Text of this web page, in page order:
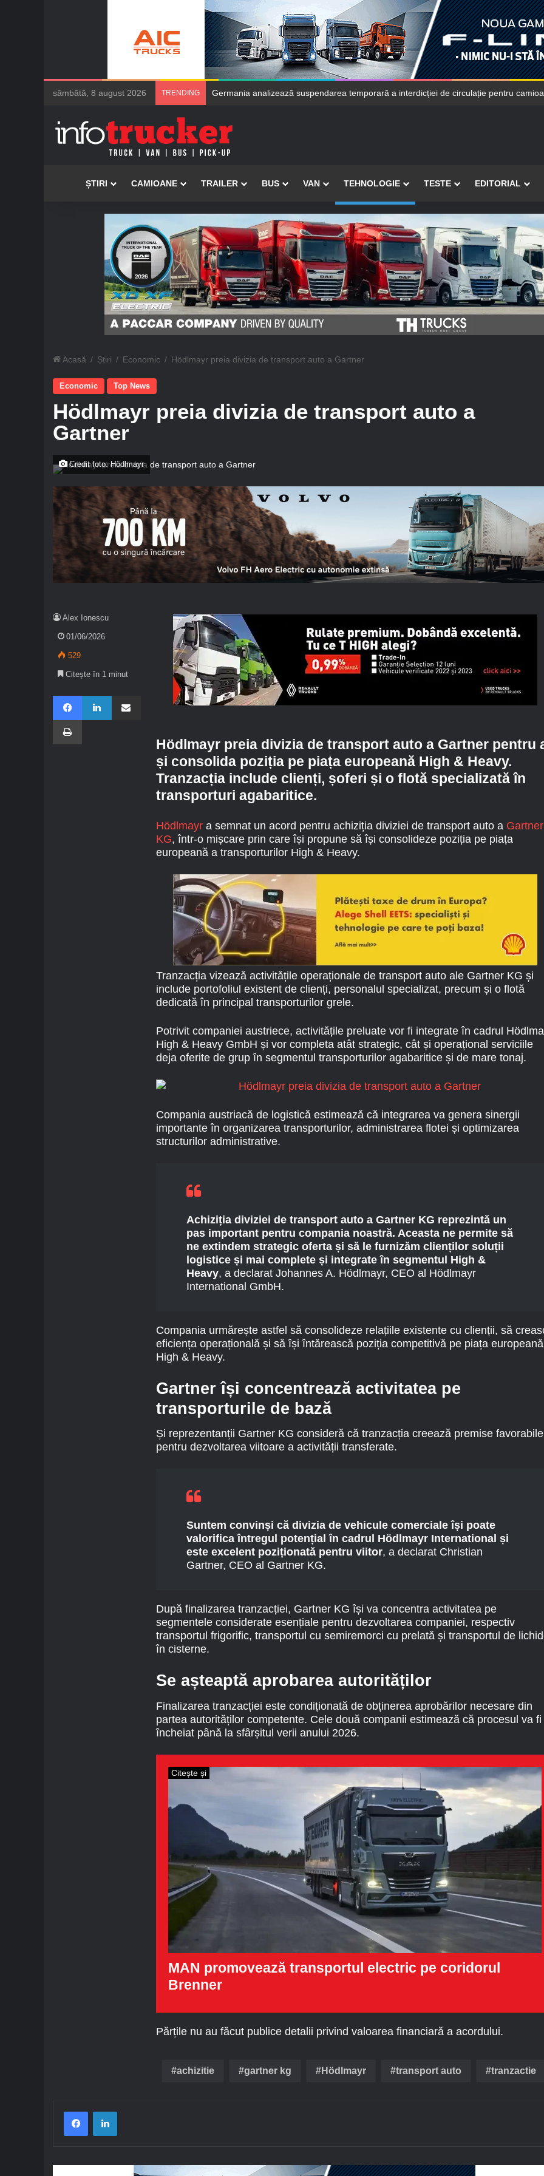
sâmbătă, 8 august 2026 TRENDING Maxion Wheels duce protecția jantelor din aluminiu ale camioanelor la alt nivel
AcasăȘTIRI CAMIOANE TRAILER BUS VAN TEHNOLOGIE TESTE EDITORIAL
Acasă / Știri / Economic / Hödlmayr preia divizia de transport auto a Gartner
Economic Top News
Hödlmayr preia divizia de transport auto a
Gartner
Credit foto: Hödlmayr
Hödlmayr preia divizia de transport auto a Gartner pentru
și consolida poziția pe piața europeană High & Heavy.
Tranzacția include clienți, șoferi și o flotă specializată în
transporturi agabaritice.
Hödlmayr a semnat un acord pentru achiziția diviziei de transport auto a Gartner
KG, într-o mișcare prin care își propune să își consolideze poziția pe piața
europeană a transporturilor High & Heavy.
Tranzacția vizează activitățile operaționale de transport auto ale Gartner KG și
include portofoliul existent de clienți, personalul specializat, precum și o flotă
dedicată în principal transporturilor grele.
Potrivit companiei austriece, activitățile preluate vor fi integrate în cadrul
High & Heavy GmbH și vor completa atât strategic, cât și operațional serviciile
deja oferite de grup în segmentul transporturilor agabaritice și de mare tonaj.
Compania austriacă de logistică estimează că integrarea va genera sinergii
importante în organizarea transporturilor, administrarea flotei și optimizarea
structurilor administrative.
Achiziția diviziei de transport auto a Gartner KG reprezintă un
pas important pentru compania noastră. Aceasta ne permite să
ne extindem strategic oferta și să le furnizăm clienților soluții
logistice și mai complete și integrate în segmentul High &
Heavy, a declarat Johannes A. Hödlmayr, CEO al Hödlmayr
International GmbH.
Compania urmărește astfel să consolideze relațiile existente cu clienții, să
eficiența operațională și să își întărească poziția competitivă pe piața europeană
High & Heavy.
Gartner își concentrează activitatea pe
transporturile de bază
Și reprezentanții Gartner KG consideră că tranzacția creează premise favorabile
pentru dezvoltarea viitoare a activității transferate.
Suntem convinși că divizia de vehicule comerciale își poate
valorifica întregul potențial în cadrul Hödlmayr International și
este excelent poziționată pentru viitor, a declarat Christian
Gartner, CEO al Gartner KG.
După finalizarea tranzacției, Gartner KG își va concentra activitatea pe
segmentele considerate esențiale pentru dezvoltarea companiei, respectiv
transportul frigorific, transportul cu semiremorci cu prelată și transportul de
în cisterne.
Se așteaptă aprobarea autorităților
Finalizarea tranzacției este condiționată de obținerea aprobărilor necesare din
partea autorităților competente. Cele două companii estimează că procesul va fi
încheiat până la sfârșitul verii anului 2026.
Citește și
MAN promovează transportul electric pe coridorul
Brenner
Părțile nu au făcut publice detalii privind valoarea financiară a acordului.
achizitie gartner kg Hödlmayr transport auto tranzactie
Alex Ionescu
01/06/2026
529
Citește în 1 minut
Facebook LinkedIn
Imprimare